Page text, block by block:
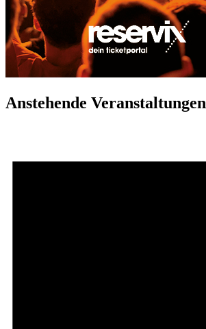
Anstehende Veranstaltungen